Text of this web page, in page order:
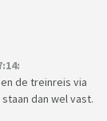
de treinreis via
dan wel vast.